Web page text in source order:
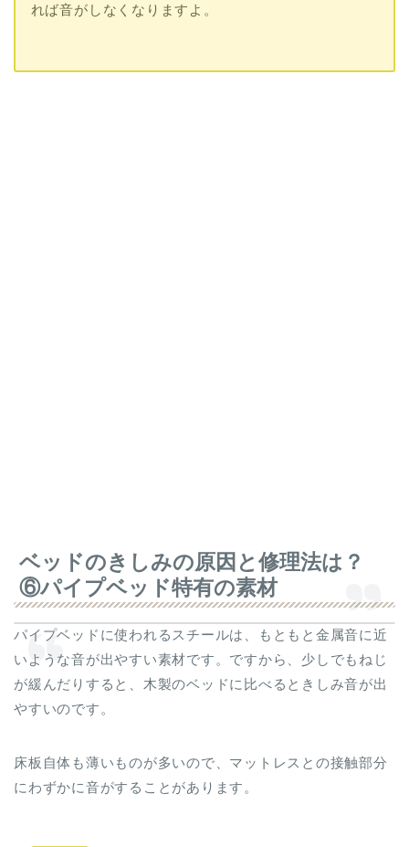
れば音がしなくなりますよ。
ベッドのきしみの原因と修理法は？
⑥パイプベッド特有の素材
パイプベッドに使われるスチールは、もともと金属音に近
いような音が出やすい素材です。ですから、少しでもねじ
が緩んだりすると、木製のベッドに比べるときしみ音が出
やすいのです。
床板自体も薄いものが多いので、マットレスとの接触部分
にわずかに音がすることがあります。